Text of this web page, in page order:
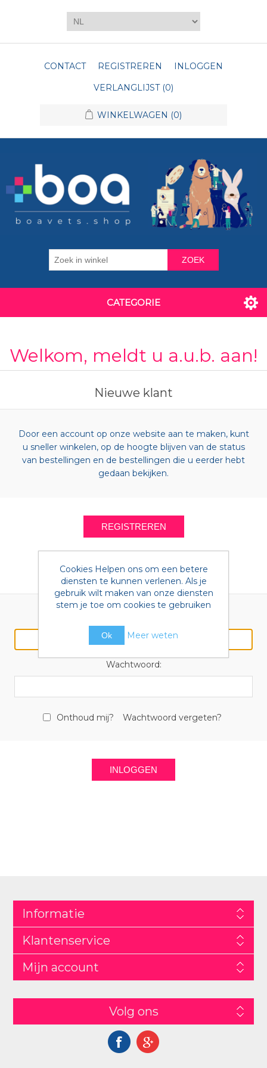
CONTACT REGISTREREN
INLOGGEN
VERLANGLIJST (0)
WINKELWAGEN (0)
ZOEK
CATEGORIE
Welkom, meldt u a.u.b. aan!
Nieuwe klant
Door een account op onze website aan te maken, kunt
u sneller winkelen, op de hoogte blijven van de status
van bestellingen en de bestellingen die u eerder hebt
gedaan bekijken.
REGISTREREN
Terugkomende klant
Wachtwoord:
Onthoud mij? Wachtwoord vergeten?
INLOGGEN
Informatie
Klantenservice
Mijn account
Volg ons
Cookies Helpen ons om een betere
diensten te kunnen verlenen. Als je
gebruik wilt maken van onze diensten
stem je toe om cookies te gebruiken
Ok Meer weten